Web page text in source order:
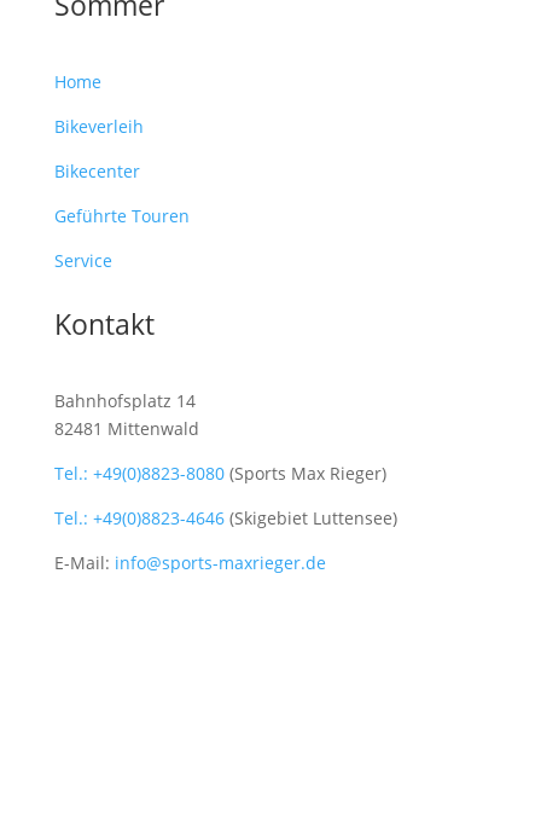
Home
Bikeverleih
Bikecenter
Geführte Touren
Service
Kontakt
Bahnhofsplatz 14
82481 Mittenwald
Tel.: +49(0)8823-8080(Sports Max Rieger)
Tel.: +49(0)8823-4646(Skigebiet Luttensee)
E-Mail: info@sports-maxrieger.de